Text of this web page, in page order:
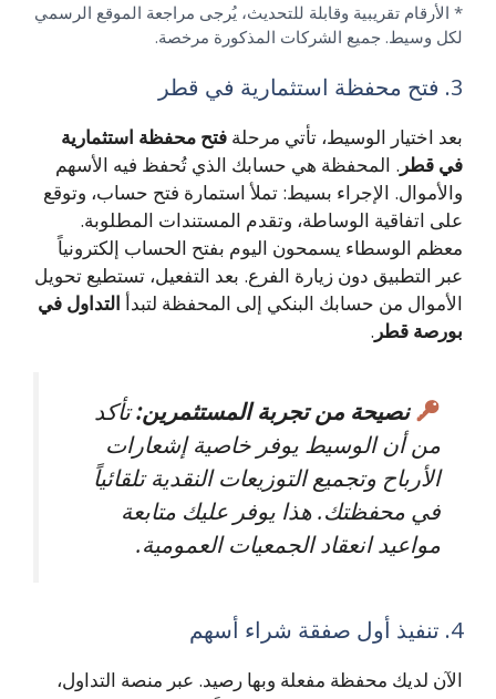
* الأرقام تقريبية وقابلة للتحديث، يُرجى مراجعة الموقع الرسمي
لكل وسيط. جميع الشركات المذكورة مرخصة.
3. فتح محفظة استثمارية في قطر
بعد اختيار الوسيط، تأتي مرحلة فتح محفظة استثمارية
في قطر . المحفظة هي حسابك الذي تُحفظ فيه الأسهم
والأموال. الإجراء بسيط: تملأ استمارة فتح حساب، وتوقع
على اتفاقية الوساطة، وتقدم المستندات المطلوبة.
معظم الوسطاء يسمحون اليوم بفتح الحساب إلكترونياً
عبر التطبيق دون زيارة الفرع. بعد التفعيل، تستطيع تحويل
الأموال من حسابك البنكي إلى المحفظة لتبدأ التداول في
بورصة قطر .
نصيحة من تجربة المستثمرين:تأكد
من أن الوسيط يوفر خاصية إشعارات
الأرباح وتجميع التوزيعات النقدية تلقائياً
في محفظتك. هذا يوفر عليك متابعة
مواعيد انعقاد الجمعيات العمومية.
4. تنفيذ أول صفقة شراء أسهم
الآن لديك محفظة مفعلة وبها رصيد. عبر منصة التداول،